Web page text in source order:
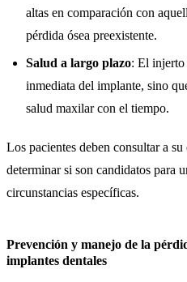
altas en comparación con
pérdida ósea preexistente.
Salud a largo plazo: El injerto
inmediata del implante, sino
salud maxilar con el tiempo.
Los pacientes deben consultar a
determinar si son candidatos para
circunstancias específicas.
Prevención y manejo de la
implantes dentales